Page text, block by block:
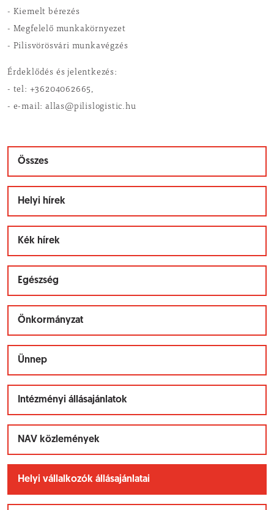
- Kiemelt bérezés
- Megfelelő munkakörnyezet
- Pilisvörösvári munkavégzés
Érdeklődés és jelentkezés:
- tel: +36204062665,
- e-mail: allas@pilislogistic.hu
Összes
Helyi hírek
Kék hírek
Egészség
Önkormányzat
Ünnep
Intézményi állásajánlatok
NAV közlemények
Helyi vállalkozók állásajánlatai